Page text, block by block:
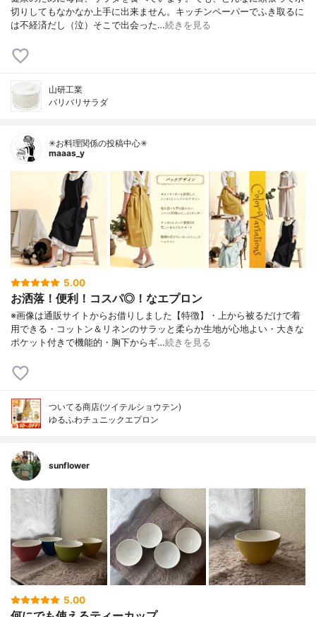
切りしてもなかなか上手に出来ません。キッチンペーパーでふき取るに
は不経済だし（泣）そこで出会った…続きを見る
山研工業
バリバリサラダ
✳お料理関係の投稿中心✳
maaas_y
5.00
お洒落！便利！コスパ◎！なエプロン
※画像は通販サイトからお借りしました【特徴】・上から被るだけで着
用できる・コットン＆リネンのサラッと柔らか生地が心地よい・大きな
ポケット付きで機能的・胸下からギ…続きを見る
ついてる商店(ツイテルショウテン)
ゆるふわチュニックエプロン
sunflower
5.00